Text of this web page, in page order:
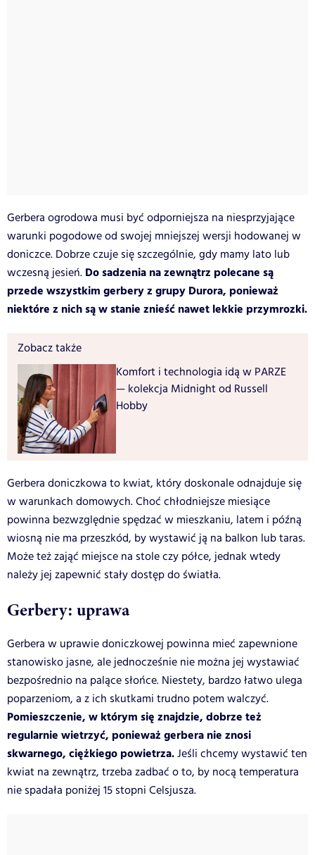
Gerbera ogrodowa musi być odporniejsza na niesprzyjające
warunki pogodowe od swojej mniejszej wersji hodowanej w
doniczce. Dobrze czuje się szczególnie, gdy mamy lato lub
wczesną jesień. Do sadzenia na zewnątrz polecane są
przede wszystkim gerbery z grupy Durora, ponieważ
niektóre z nich są w stanie znieść nawet lekkie przymrozki.
Zobacz także
Komfort i technologia idą w PARZE
— kolekcja Midnight od Russell
Hobby
Gerbera doniczkowa to kwiat, który doskonale odnajduje się
w warunkach domowych. Choć chłodniejsze miesiące
powinna bezwzględnie spędzać w mieszkaniu, latem i późną
wiosną nie ma przeszkód, by wystawić ją na balkon lub taras.
Może też zająć miejsce na stole czy półce, jednak wtedy
należy jej zapewnić stały dostęp do światła.
Gerbery: uprawa
Gerbera w uprawie doniczkowej powinna mieć zapewnione
stanowisko jasne, ale jednocześnie nie można jej wystawiać
bezpośrednio na palące słońce. Niestety, bardzo łatwo ulega
poparzeniom, a z ich skutkami trudno potem walczyć.
Pomieszczenie, w którym się znajdzie, dobrze też
regularnie wietrzyć, ponieważ gerbera nie znosi
skwarnego, ciężkiego powietrza.Jeśli chcemy wystawić ten
kwiat na zewnątrz, trzeba zadbać o to, by nocą temperatura
nie spadała poniżej 15 stopni Celsjusza.